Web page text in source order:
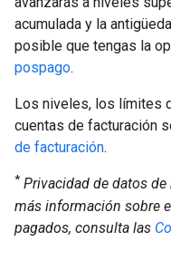
acumulada y la
posible que tengas la
pospago.
Los niveles, los límites
cuentas de facturación
de facturación.
* Privacidad de datos
más información sobre
pagados, consulta las